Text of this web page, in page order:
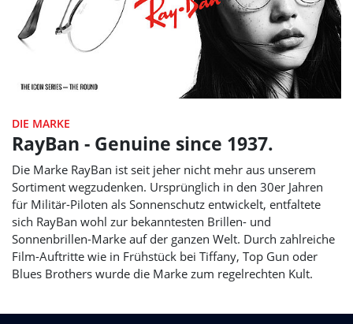
DIE MARKE
RayBan - Genuine since 1937.
Die Marke RayBan ist seit jeher nicht mehr aus unserem
Sortiment wegzudenken. Ursprünglich in den 30er Jahren
für Militär-Piloten als Sonnenschutz entwickelt, entfaltete
sich RayBan wohl zur bekanntesten Brillen- und
Sonnenbrillen-Marke auf der ganzen Welt. Durch zahlreiche
Film-Auftritte wie in Frühstück bei Tiffany, Top Gun oder
Blues Brothers wurde die Marke zum regelrechten Kult.